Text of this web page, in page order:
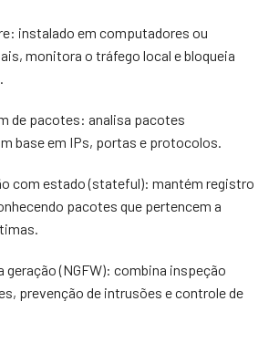
instalado em computadores ou
monitora o tráfego local e bloqueia
de pacotes: analisa pacotes
base em IPs, portas e protocolos.
com estado (stateful): mantém registro
pacotes que pertencem a
geração (NGFW): combina inspeção
prevenção de intrusões e controle de